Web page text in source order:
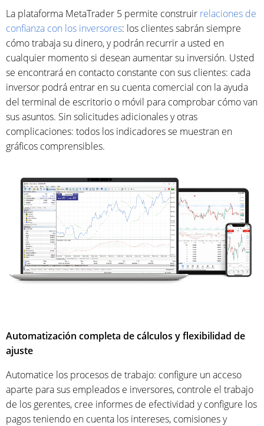
La plataforma MetaTrader 5 permite construir relaciones de
confianza con los inversores: los clientes sabrán siempre
cómo trabaja su dinero, y podrán recurrir a usted en
cualquier momento si desean aumentar su inversión. Usted
se encontrará en contacto constante con sus clientes: cada
inversor podrá entrar en su cuenta comercial con la ayuda
del terminal de escritorio o móvil para comprobar cómo van
sus asuntos. Sin solicitudes adicionales y otras
complicaciones: todos los indicadores se muestran en
gráficos comprensibles.
Automatización completa de cálculos y flexibilidad de
ajuste
Automatice los procesos de trabajo: configure un acceso
aparte para sus empleados e inversores, controle el trabajo
de los gerentes, cree informes de efectividad y configure los
pagos teniendo en cuenta los intereses, comisiones y